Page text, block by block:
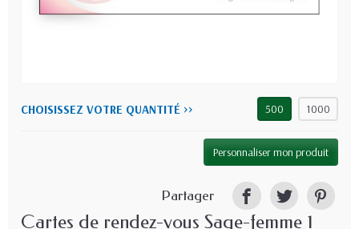
CHOISISSEZ VOTRE QUANTITÉ >> 500 1000
Personnaliser mon produit
Partager
Cartes de rendez-vous Sage-femme 1